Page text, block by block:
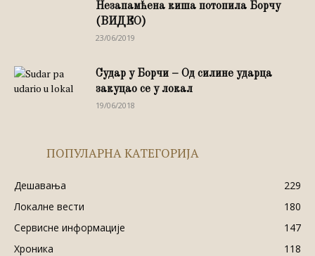
Незапамћена киша потопила Борчу
(ВИДЕО)
23/06/2019
Судар у Борчи – Од силине ударца
закуцао се у локал
19/06/2018
ПОПУЛАРНА КАТЕГОРИЈА
Дешавања
229
Локалне вести
180
Сервисне информације
147
Хроника
118